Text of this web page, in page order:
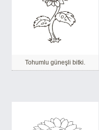
Tohumlu güneşli bitki.